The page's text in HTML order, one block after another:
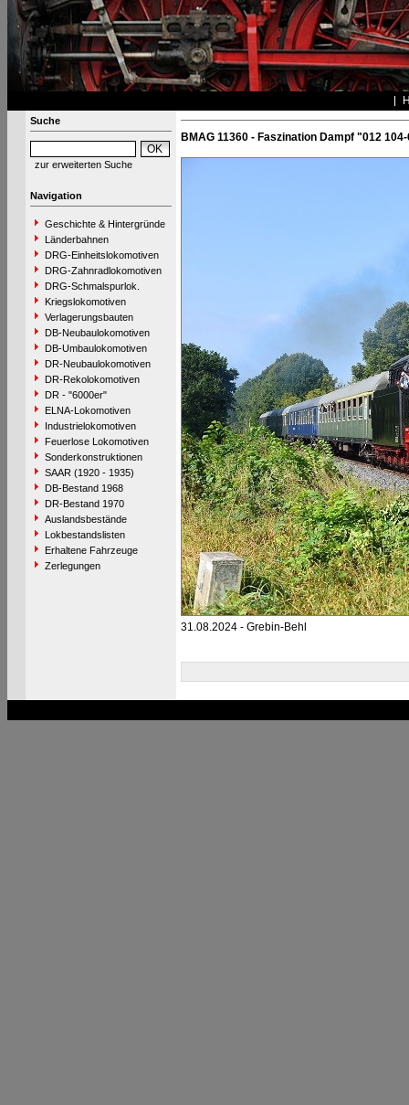
Suche
zur erweiterten Suche
Navigation
Geschichte & Hintergründe
Länderbahnen
DRG-Einheitslokomotiven
DRG-Zahnradlokomotiven
DRG-Schmalspurlok.
Kriegslokomotiven
Verlagerungsbauten
DB-Neubaulokomotiven
DB-Umbaulokomotiven
DR-Neubaulokomotiven
DR-Rekolokomotiven
DR - "6000er"
ELNA-Lokomotiven
Industrielokomotiven
Feuerlose Lokomotiven
Sonderkonstruktionen
SAAR (1920 - 1935)
DB-Bestand 1968
DR-Bestand 1970
Auslandsbestände
Lokbestandslisten
Erhaltene Fahrzeuge
Zerlegungen
BMAG 11360 - Faszination Dampf "012
31.08.2024 - Grebin-Behl